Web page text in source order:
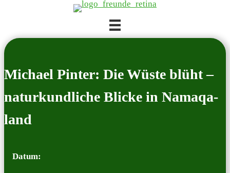
springen
Micha­el Pin­ter: Die Wüs­te blüht –
natur­kund­li­che Bli­cke in Nama­qa­
land
Datum: